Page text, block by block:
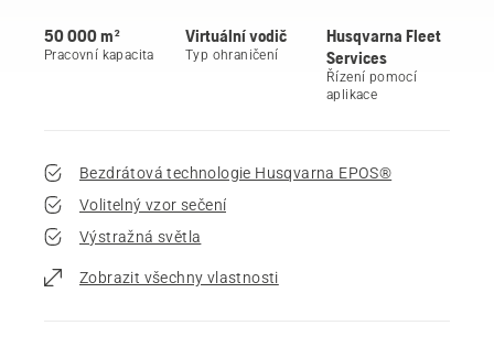
50 000 m²
Pracovní kapacita
Virtuální vodič
Typ ohraničení
Husqvarna Fleet
Services
Řízení pomocí
aplikace
Bezdrátová technologie Husqvarna EPOS®
Volitelný vzor sečení
Výstražná světla
Zobrazit všechny vlastnosti